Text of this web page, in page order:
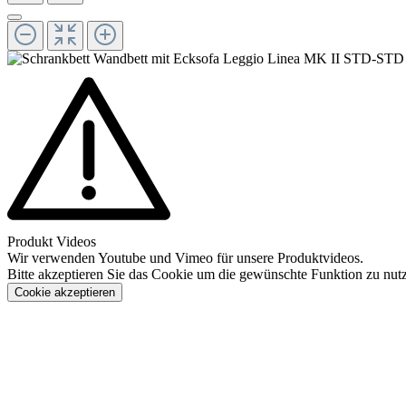
Produkt Videos
Wir verwenden Youtube und Vimeo für unsere Produktvideos.
Bitte akzeptieren Sie das Cookie um die gewünschte Funktion zu
Cookie akzeptieren